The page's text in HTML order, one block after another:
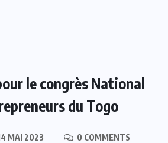
le congrès National
du Togo
MAI 2023
0 COMMENTS